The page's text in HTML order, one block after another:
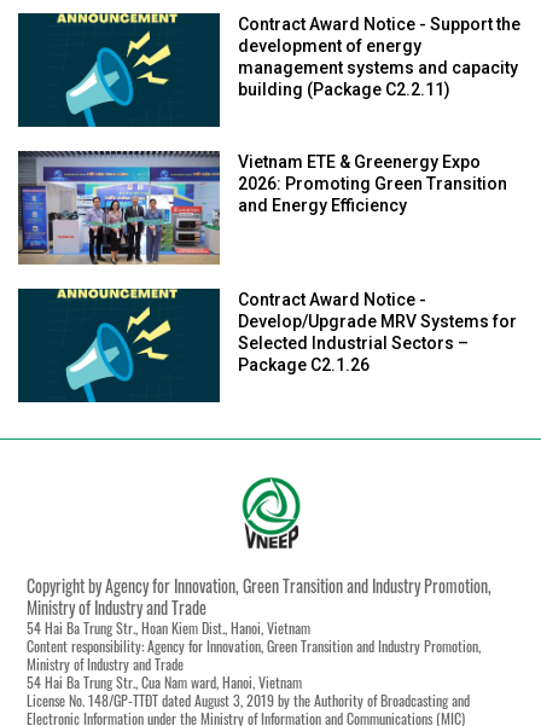
Contract Award Notice - Support the
development of energy
management systems and capacity
building (Package C2.2.11)
Vietnam ETE & Greenergy Expo
2026: Promoting Green Transition
and Energy Efficiency
Contract Award Notice -
Develop/Upgrade MRV Systems for
Selected Industrial Sectors –
Package C2.1.26
Copyright by Agency for Innovation, Green Transition and Industry Promotion,
Ministry of Industry and Trade
54 Hai Ba Trung Str., Hoan Kiem Dist., Hanoi, Vietnam
Content responsibility: Agency for Innovation, Green Transition and Industry Promotion,
Ministry of Industry and Trade
54 Hai Ba Trung Str., Cua Nam ward, Hanoi, Vietnam
License No. 148/GP-TTĐT dated August 3, 2019 by the Authority of Broadcasting and
Electronic Information under the Ministry of Information and Communications (MIC)